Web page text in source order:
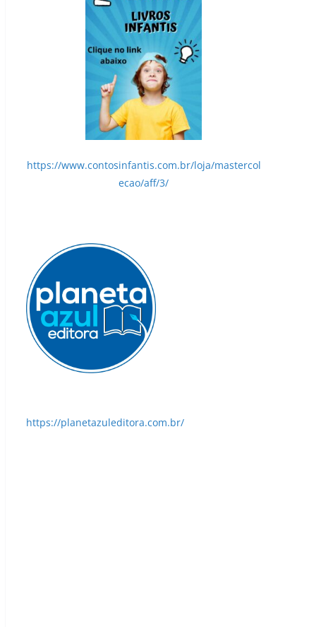
https://www.contosinfantis.com.br/loja/mastercol
ecao/aff/3/
https://planetazuleditora.com.br/